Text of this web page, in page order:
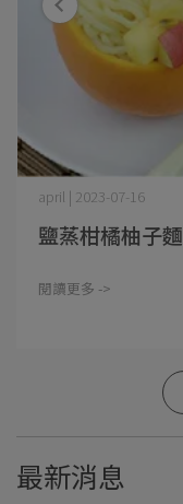
april | 2023-07-16
鹽蒸柑橘柚子麵
閱讀更多 ->
最新消息